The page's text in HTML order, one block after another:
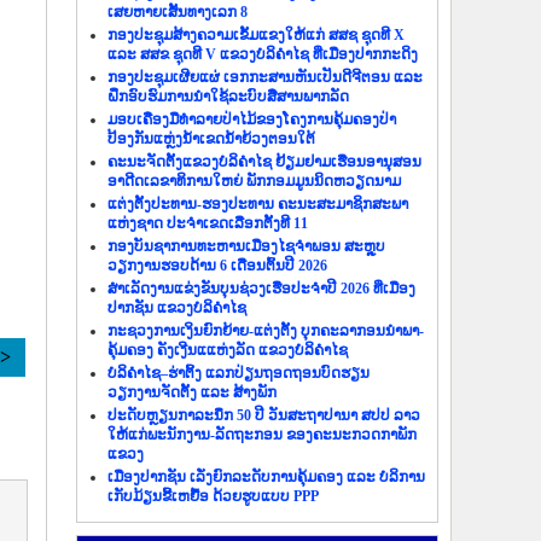
ເສຍຫາຍເສັ້ນທາງເລກ 8
ກອງປະຊຸມສ້າງຄວາມເຂັ້ມແຂງໃຫ້ແກ່ ສສຊ ຊຸດທີ X
ແລະ ສສຂ ຊຸດທີ V ແຂວງບໍລິຄຳໄຊ ທີ່ເມືອງປາກກະດິງ
ກອງປະຊຸມເຜີຍແຜ່ ເອກກະສານຫັນເປັນດີຈີຕອນ ແລະ
ຝຶກອົບຮົມການນຳໃຊ້ລະບົບສື່ສານພາກລັດ
ມອບເຄື່ອງມືທຳລາຍປ່າໄມ້ຂອງໂຄງການຄຸ້ມຄອງປ່າ
ປ້ອງກັນແຫຼ່ງນ້ຳເຂດນ້ຳຍ້ວງຕອນໃຕ້
ຄະນະຈັດຕັ້ງແຂວງບໍລິຄຳໄຊ ຢ້ຽມຢາມເຮືອນອານຸສອນ
ອາດີດເລຂາທິການໃຫຍ່ ພັກກອມມູນນິດຫວຽດນາມ
ແຕ່ງຕັ້ງປະທານ-ຮອງປະທານ ຄະນະສະມາຊິກສະພາ
ແຫ່ງຊາດ ປະຈຳເຂດເລືອກຕັ້ງທີ 11
ກອງບັນຊາການທະຫານເມືອງໄຊຈຳພອນ ສະຫຼຸບ
ວຽກງານຮອບດ້ານ 6 ເດືອນຕົ້ນປີ 2026
ສຳເລັດງານແຂ່ງຂັນບຸນຊ່ວງເຮືອປະຈຳປີ 2026 ທີ່ເມືອງ
ປາກຊັນ ແຂວງບໍລິຄຳໄຊ
ກະຊວງການເງິນຍົກຍ້າຍ-ແຕ່ງຕັ້ງ ບຸກຄະລາກອນນຳພາ-
ຄຸ້ມຄອງ ຄັງເງີນແແຫ່ງລັດ ແຂວງບໍລິຄຳໄຊ
ບໍລິຄຳໄຊ–ຮ່າຕິ້ງ ແລກປ່ຽນຖອດຖອນບົດຮຽນ
ວຽກງານຈັດຕັ້ງ ແລະ ສ້າງພັກ
ປະດັບຫຼຽນກາລະນຶກ 50 ປີ ວັນສະຖາປານາ ສປປ ລາວ
ໃຫ້ແກ່ພະນັກງານ-ລັດຖະກອນ ຂອງຄະນະກວດກາພັກ
ແຂວງ
ເມືອງປາກຊັນ ເລັ່ງຍົກລະດັບການຄຸ້ມຄອງ ແລະ ບໍລິການ
ເກັບມ້ຽນຂີ້ເຫຍື້ອ ດ້ວຍຮູບແບບ PPP